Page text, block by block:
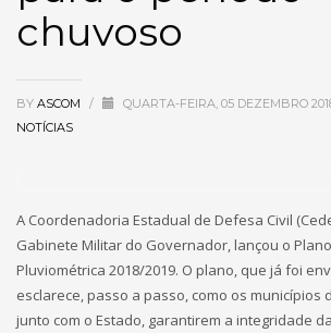
chuvoso
BY ASCOM / QUARTA-FEIRA, 05 DEZEMBRO
NOTÍCIAS
A Coordenadoria Estadual de Defesa Civil
Gabinete Militar do Governador, lançou o
Pluviométrica 2018/2019. O plano, que já foi
esclarece, passo a passo, como os municípios
junto com o Estado, garantirem a integridade